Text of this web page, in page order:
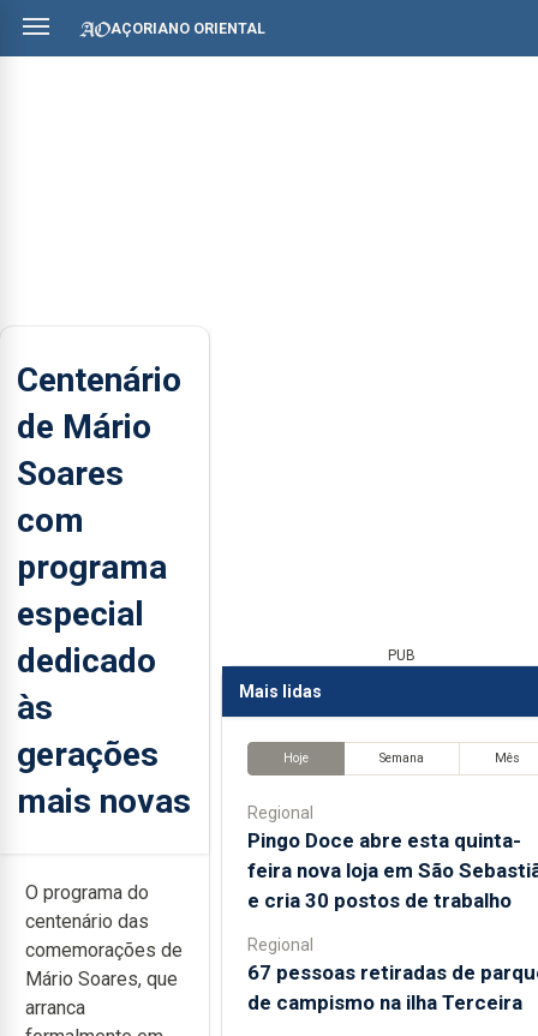
AÇORIANO ORIENTAL
Centenário
de Mário
Soares
com
programa
especial
dedicado
às
gerações
mais novas
O programa do
centenário das
comemorações de
Mário Soares, que
arranca
PUB
Mais lidas
Hoje Semana Mês
Regional
Pingo Doce abre esta quinta-
feira nova loja em São
e cria 30 postos de trabalho
Regional
67 pessoas retiradas de
de campismo na ilha Terceira